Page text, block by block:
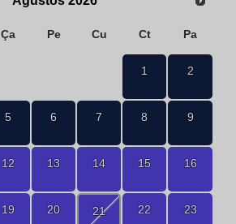
Ça Pe Cu Ct Pa
1 2
5 6 7 8 9
12 13 14 15 16
19 20 21 22 23